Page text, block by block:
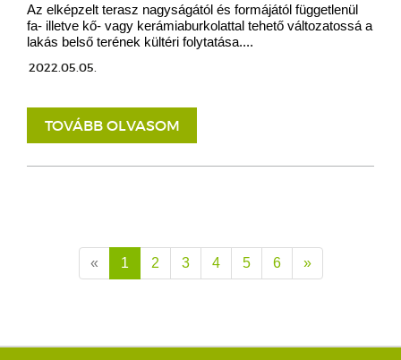
Az elképzelt terasz nagyságától és formájától függetlenül
fa- illetve kő- vagy kerámiaburkolattal tehető változatossá a
lakás belső terének kültéri folytatása....
2022.05.05.
TOVÁBB OLVASOM
« 1 2 3 4 5 6 »